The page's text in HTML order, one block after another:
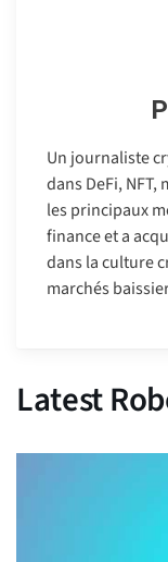
Un journaliste
dans DeFi, NFT,
les principaux
finance et a
dans la culture
marchés
Latest